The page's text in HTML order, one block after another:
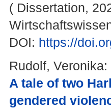
( Dissertation,
DOI: https://
Rudolf, Veronika:
A tale of two
gendered